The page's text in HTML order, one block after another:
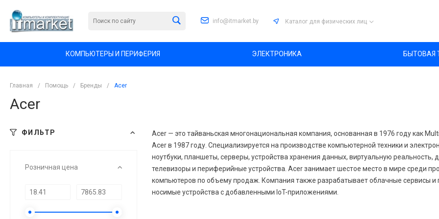
info@itmarket.by Каталог для физических лиц
КОМПЬЮТЕРЫ И ПЕРИФЕРИЯ ЭЛЕКТРОНИКА БЫТОВАЯ
Главная / Помощь / Бренды / Acer
Acer
ФИЛЬТР
Розничная цена
Acer — это тайваньская многонациональная компания, основанная в 1976 году как
Acer в 1987 году. Специализируется на производстве компьютерной техники и
ноутбуки, планшеты, серверы, устройства хранения данных, виртуальную реальность,
телевизоры и периферийные устройства. Acer занимает шестое место в мире среди
компьютеров по объему продаж. Компания также разрабатывает облачные сервисы
носимые устройства с добавленными IoT-приложениями.